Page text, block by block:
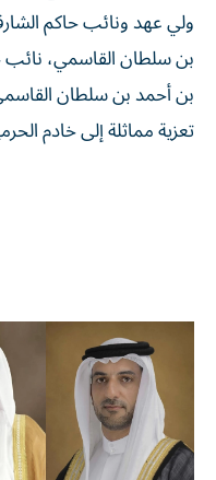
ولي عهد ونائب حاكم
بن سلطان القاسمي،
بن أحمد بن سلطان
تعزية مماثلة إلى خادم